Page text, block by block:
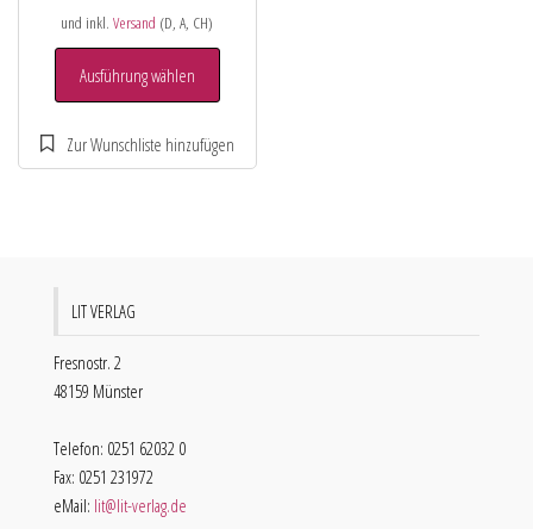
und inkl.Versand (D, A, CH)
Ausführung wählen
LIT VERLAG
Fresnostr. 2
48159 Münster
Telefon: 0251 62032 0
Fax: 0251 231972
eMail: lit@lit-verlag.de